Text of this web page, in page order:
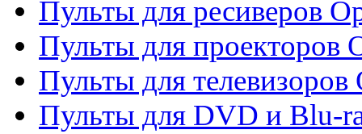
Пульты для ресиверов
Пульты для проекторов
Пульты для телевизоров
Пульты для DVD и Blu-